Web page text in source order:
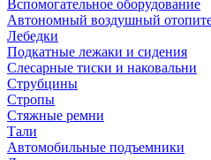
Вспомогательное оборудование
Автономный воздушный
Лебедки
Подкатные лежаки и сидения
Слесарные тиски и наковальни
Струбцины
Стропы
Стяжные ремни
Тали
Автомобильные подъемники